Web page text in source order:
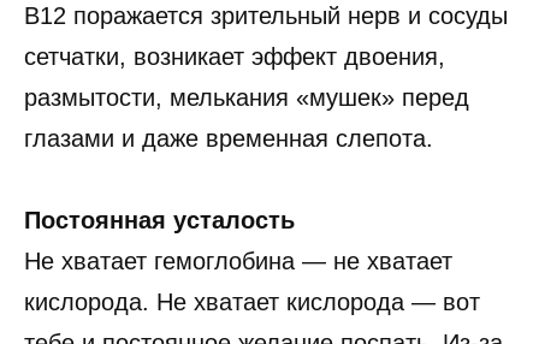
B12 поражается зрительный нерв и сосуды
сетчатки, возникает эффект двоения,
размытости, мелькания «мушек» перед
глазами и даже временная слепота.
Постоянная усталость
Не хватает гемоглобина — не хватает
кислорода. Не хватает кислорода — вот